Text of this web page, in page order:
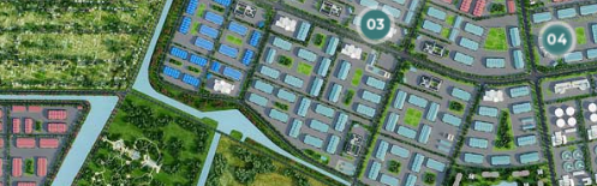
03
04